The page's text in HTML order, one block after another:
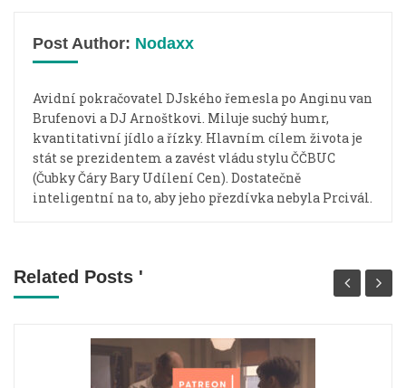
Post Author: Nodaxx
Avidní pokračovatel DJského řemesla po Anginu van
Brufenovi a DJ Arnoštkovi. Miluje suchý humr,
kvantitativní jídlo a řízky. Hlavním cílem života je
stát se prezidentem a zavést vládu stylu ČČBUC
(Čubky Čáry Bary Udílení Cen). Dostatečně
inteligentní na to, aby jeho přezdívka nebyla Prcivál.
Related Posts '